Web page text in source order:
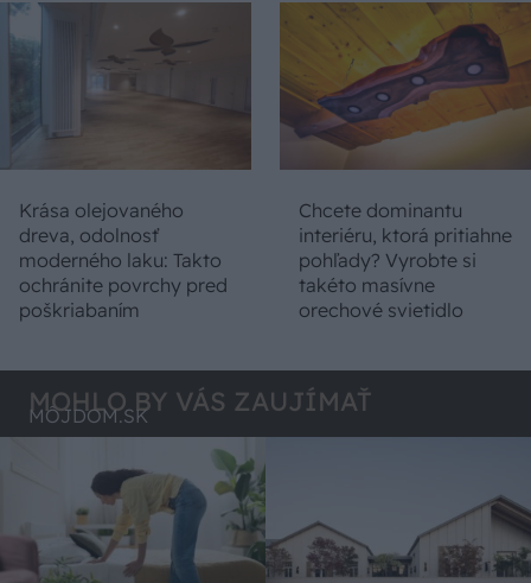
Krása olejovaného
dreva, odolnosť
moderného laku: Takto
ochránite povrchy pred
poškriabaním
Chcete dominantu
interiéru, ktorá pritiahne
pohľady? Vyrobte si
takéto masívne
orechové svietidlo
MOHLO BY VÁS ZAUJÍMAŤ
MÔJDOM.SK